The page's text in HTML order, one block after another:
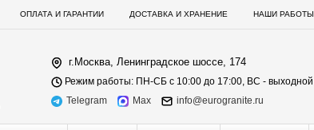
ОПЛАТА И ГАРАНТИИ ДОСТАВКА И ХРАНЕНИЕ НАШИ РАБОТЫ
г.Москва, Ленинградское шоссе, 174
Режим работы: ПН-СБ с 10:00 до 17:00, ВС - выходной
Telegram
Max info@eurogranite.ru